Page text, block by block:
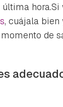
hora.Si
, cuájala bien
de